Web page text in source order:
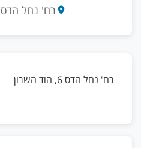
רח' נחל הדס 6 הוד השרון
רח' נחל הדס 6, הוד השרון